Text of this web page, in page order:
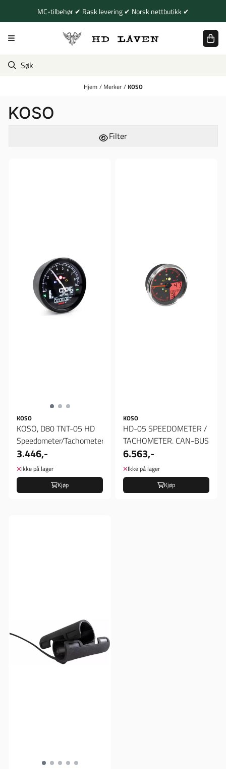
Hopp til innholdMC-tilbehør ✔ Rask levering ✔ Norsk nettbutikk ✔
Hjem / Merker /KOSO
KOSO
Filter
KOSO
KOSO, D80 TNT-05 HD
Speedometer/Tachometer
3.446,-
Ikke på lager
Kjøp
KOSO
HD-05 SPEEDOMETER /
TACHOMETER. CAN-BUS
6.563,-
Ikke på lager
Kjøp